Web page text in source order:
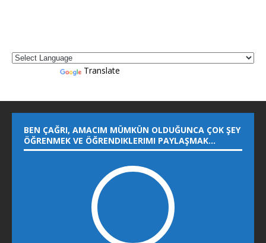
Translate
BEN ÇAĞRI, AMACIM MÜMKÜN OLDUĞUNCA ÇOK ŞEY
ÖĞRENMEK VE ÖĞRENDIKLERIMI PAYLAŞMAK…